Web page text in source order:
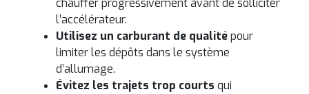
chauffer progressivement avant de solliciter
l’accélérateur.
Utilisez un carburant de qualitépour
limiter les dépôts dans le système
d’allumage.
Évitez les trajets trop courts qui